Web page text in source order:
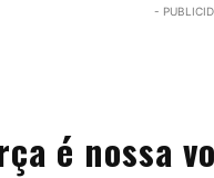
-
é nossa